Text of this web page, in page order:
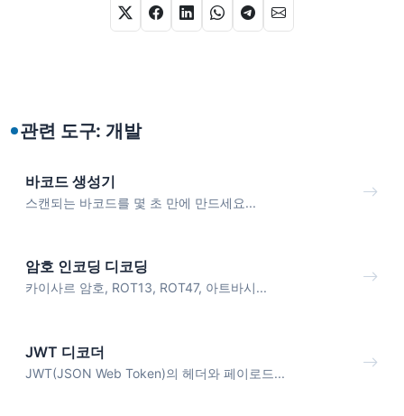
관련 도구: 개발
바코드 생성기
스캔되는 바코드를 몇 초 만에 만드세요...
암호 인코딩 디코딩
카이사르 암호, ROT13, ROT47, 아트바시...
JWT 디코더
JWT(JSON Web Token)의 헤더와 페이로드...